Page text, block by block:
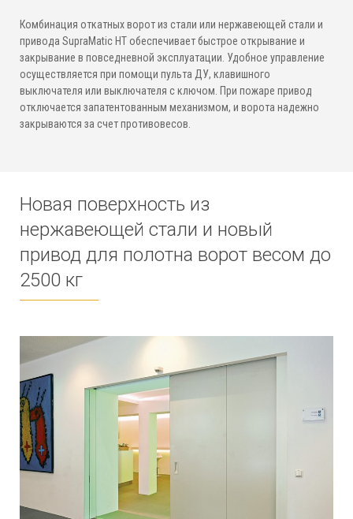
Комбинация откатных ворот из стали или нержавеющей стали и
привода SupraMatic HT обеспечивает быстрое открывание и
закрывание в повседневной эксплуатации. Удобное управление
осуществляется при помощи пульта ДУ, клавишного
выключателя или выключателя с ключом. При пожаре привод
отключается запатентованным механизмом, и ворота надежно
закрываются за счет противовесов.
Новая поверхность из
нержавеющей стали и новый
привод для полотна ворот весом до
2500 кг